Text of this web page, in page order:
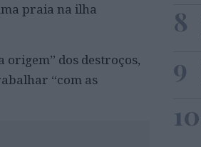
praia na ilha
dos destroços,
“com as
8
9
10